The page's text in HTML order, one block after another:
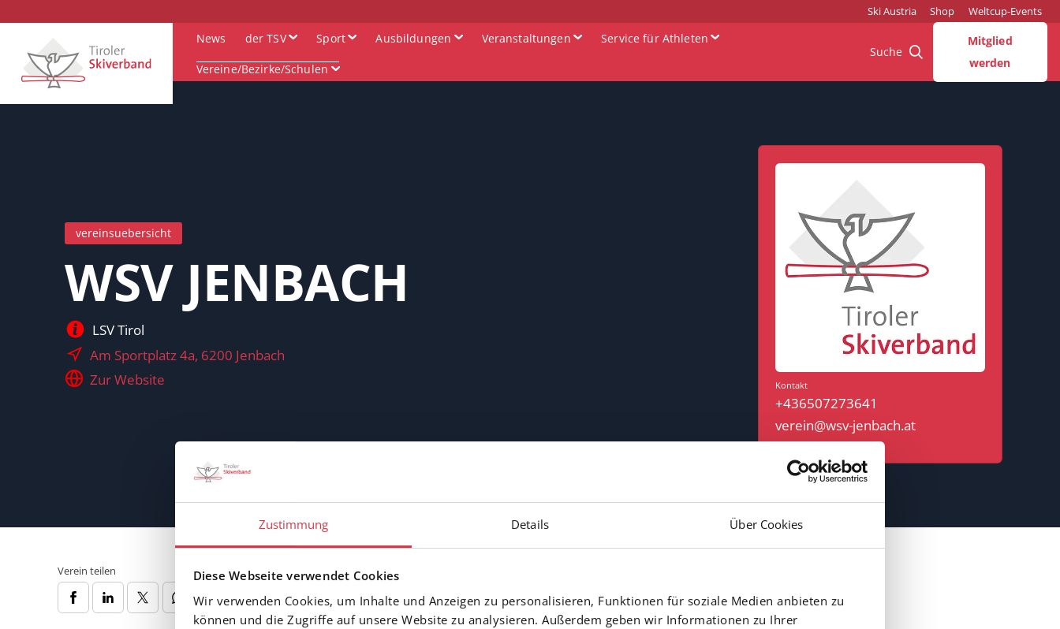
Zustimmung Details Über Cookies
Diese Webseite verwendet Cookies
Wir verwenden Cookies, um Inhalte und Anzeigen zu personalisieren, Funktionen für soziale Medien anbieten zu
können und die Zugriffe auf unsere Website zu analysieren. Außerdem geben wir Informationen zu Ihrer
Ski Austria Shop Weltcup-Events
News der TSV Sport Ausbildungen Veranstaltungen Service für Athleten
Vereine/Bezirke/Schulen
Suche
Mitglied
werden
vereinsuebersicht
WSV JENBACH
LSV Tirol
Am Sportplatz 4a, 6200 Jenbach
Zur Website
Kontakt
+436507273641
verein@wsv-jenbach.at
Verein teilen